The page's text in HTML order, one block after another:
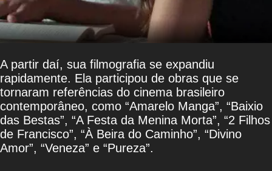
A partir daí, sua filmografia se expandiu
rapidamente. Ela participou de obras que se
tornaram referências do cinema brasileiro
contemporâneo, como “Amarelo Manga”, “Baixio
das Bestas”, “A Festa da Menina Morta”, “2 Filhos
de Francisco”, “À Beira do Caminho”, “Divino
Amor”, “Veneza” e “Pureza”.